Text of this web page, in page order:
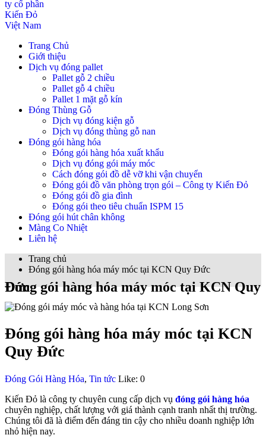
Trang Chủ
Giới thiệu
Dịch vụ đóng pallet
Pallet gỗ 2 chiều
Pallet gỗ 4 chiều
Pallet 1 mặt gỗ kín
Đóng Thùng Gỗ
Dịch vụ đóng kiện gỗ
Dịch vụ đóng thùng gỗ nan
Đóng gói hàng hóa
Đóng gói hàng hóa xuất khẩu
Dịch vụ đóng gói máy móc
Cách đóng gói đồ dễ vỡ khi vận chuyển
Đóng gói đồ văn phòng trọn gói – Công ty Kiến Đỏ
Đóng gói đồ gia đình
Đóng gói theo tiêu chuẩn ISPM 15
Đóng gói hút chân không
Màng Co Nhiệt
Liên hệ
Trang chủ
Đóng gói hàng hóa máy móc tại KCN Quy Đức
Đóng gói hàng hóa máy móc tại KCN Quy Đức
Đóng gói hàng hóa máy móc tại KCN
Quy Đức
Đóng Gói Hàng Hóa, Tin tức Like: 0
Kiến Đỏ là công ty chuyên cung cấp dịch vụ đóng gói hàng hóa
chuyên nghiệp, chất lượng với giá thành cạnh tranh nhất thị trường.
Chúng tôi đã là điểm đến đáng tin cậy cho nhiều doanh nghiệp lớn
nhỏ hiện nay.